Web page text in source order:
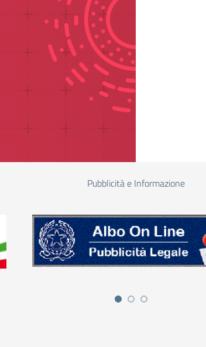
Pubblicità e Informazione